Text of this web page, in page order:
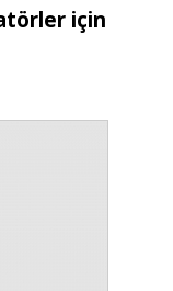
için